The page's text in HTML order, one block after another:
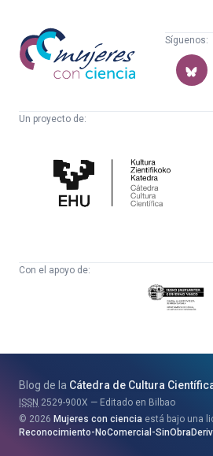
Mujeres
con
ciencia
Síguenos:
Un proyecto de:
Cultura
Científica
Con el apoyo de:
Eusko
Jaurlaritza
eta
Berrikuntza
Saila
Blog de la Cátedra de Cultura
ISSN 2529-900X
Editado en Bilbao
2026 Mujeres con ciencia está bajo una
Reconocimiento-NoComercial-